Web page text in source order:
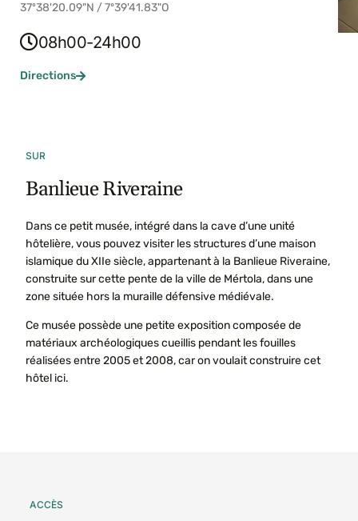
37º38'20.09"N / 7º39'41.83"O
08h00-24h00
Directions
SUR
Banlieue Riveraine
Dans ce petit musée, intégré dans la cave d’une unité
hôtelière, vous pouvez visiter les structures d’une maison
islamique du XIIe siècle, appartenant à la Banlieue Riveraine,
construite sur cette pente de la ville de Mértola, dans une
zone située hors la muraille défensive médiévale.
Ce musée possède une petite exposition composée de
matériaux archéologiques cueillis pendant les fouilles
réalisées entre 2005 et 2008, car on voulait construire cet
hôtel ici.
ACCÈS